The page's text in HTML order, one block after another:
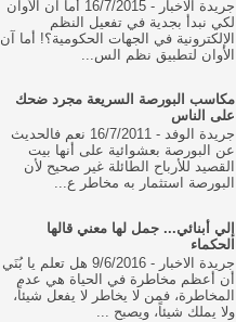
جريدة الاخبار - 16/7/2015 أما آن الأوان
لكي نبدأ بجدية في تفعيل النظم
الإلكترونية في الجهات الحكومية؟! أما آن
الأوان لتطبيق نظم الس...
مكاسب البورصة السريعة مجرد ضحك
على الناس
جريدة الوفد - 16/7/2011 نعم فالحديث
عن البورصة بعشوائية على أنها بيت
القصيد للأرباح الطائلة غير صحيح لأن
البورصة استثمار به مخاطر ع...
إلي أبنائي... جمل لها معني قالها
الحكماء
جريدة الاخبار - 9/6/2016 هل تعلم يا بُنَي
أن أعظم مخاطرة في الحياة هي عدم
المخاطرة، فمن لا يخاطر لا يفعل شيئاً،
ولا يملك شيئاً، ويصبح ...